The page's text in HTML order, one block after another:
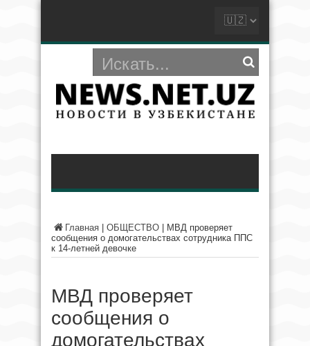
Главная ОБЩЕСТВО
МВД проверяет
сообщения о домогательствах сотрудника ППС
к 14-летней девочке
МВД проверяет
сообщения о
домогательствах